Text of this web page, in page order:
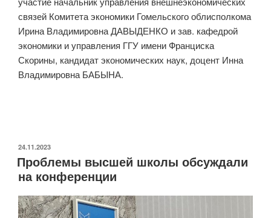
связей Комитета экономики Гомельского облисполкома
Ирина Владимировна ДАВЫДЕНКО и зав. кафедрой
экономики и управления ГГУ имени Франциска
Скорины, кандидат экономических наук, доцент Инна
Владимировна БАБЫНА.
ОПУБЛИКОВАНО
24.11.2023
Проблемы высшей школы обсуждали
на конференции